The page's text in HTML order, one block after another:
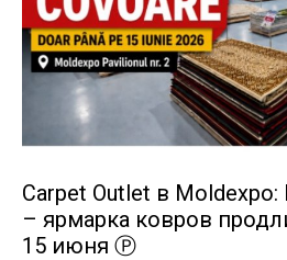
Carpet Outlet в
– ярмарка ковров
15 июня Ⓟ